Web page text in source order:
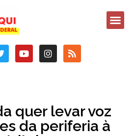
quer levar voz
da periferia à